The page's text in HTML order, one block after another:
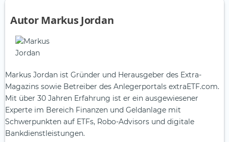
Autor Markus Jordan
Markus Jordan ist Gründer und Herausgeber des Extra-
Magazins sowie Betreiber des Anlegerportals extraETF.com.
Mit über 30 Jahren Erfahrung ist er ein ausgewiesener
Experte im Bereich Finanzen und Geldanlage mit
Schwerpunkten auf ETFs, Robo-Advisors und digitale
Bankdienstleistungen.